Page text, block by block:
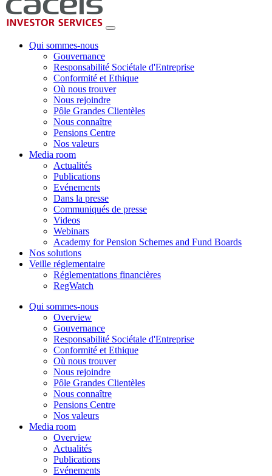
Qui sommes-nous
Gouvernance
Responsabilité Sociétale d'Entreprise
Conformité et Ethique
Où nous trouver
Nous rejoindre
Pôle Grandes Clientèles
Nous connaître
Pensions Centre
Nos valeurs
Media room
Actualités
Publications
Evénements
Dans la presse
Communiqués de presse
Videos
Webinars
Academy for Pension Schemes and Fund Boards
Nos solutions
Veille réglementaire
Réglementations financières
RegWatch
Qui sommes-nous
Overview
Gouvernance
Responsabilité Sociétale d'Entreprise
Conformité et Ethique
Où nous trouver
Nous rejoindre
Pôle Grandes Clientèles
Nous connaître
Pensions Centre
Nos valeurs
Media room
Overview
Actualités
Publications
Evénements